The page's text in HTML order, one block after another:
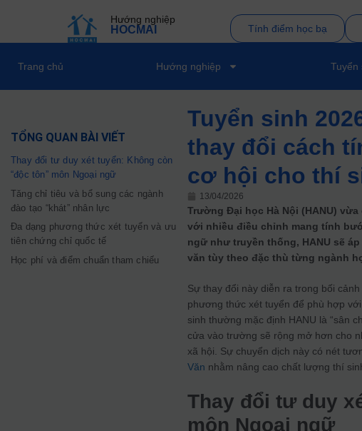
Hướng nghiệp
HOCMAI Tính điểm học bạ
Trang chủ Hướng nghiệp Tuyển
TỔNG QUAN BÀI VIẾT
Thay đổi tư duy xét tuyển: Không còn
“độc tôn” môn Ngoại ngữ
Tăng chỉ tiêu và bổ sung các ngành
đào tạo “khát” nhân lực
Đa dạng phương thức xét tuyển và ưu
tiên chứng chỉ quốc tế
Học phí và điểm chuẩn tham chiếu
Tuyển sinh
thay đổi cách
cơ hội cho thí
13/04/2026
Trường Đại học Hà Nội (HANU)
với nhiều điều chỉnh mang tính
ngữ như truyền thống, HANU sẽ
văn tùy theo đặc thù từng ngành
Sự thay đổi này diễn ra trong bối
phương thức xét tuyển để phù hợp
sinh thường mặc định HANU là “sân
cửa vào trường sẽ rộng mở hơn cho
xã hội. Sự chuyển dịch này có nét
Văn nhằm nâng cao chất lượng thí
Thay đổi tư duy
môn Ngoại ngữ